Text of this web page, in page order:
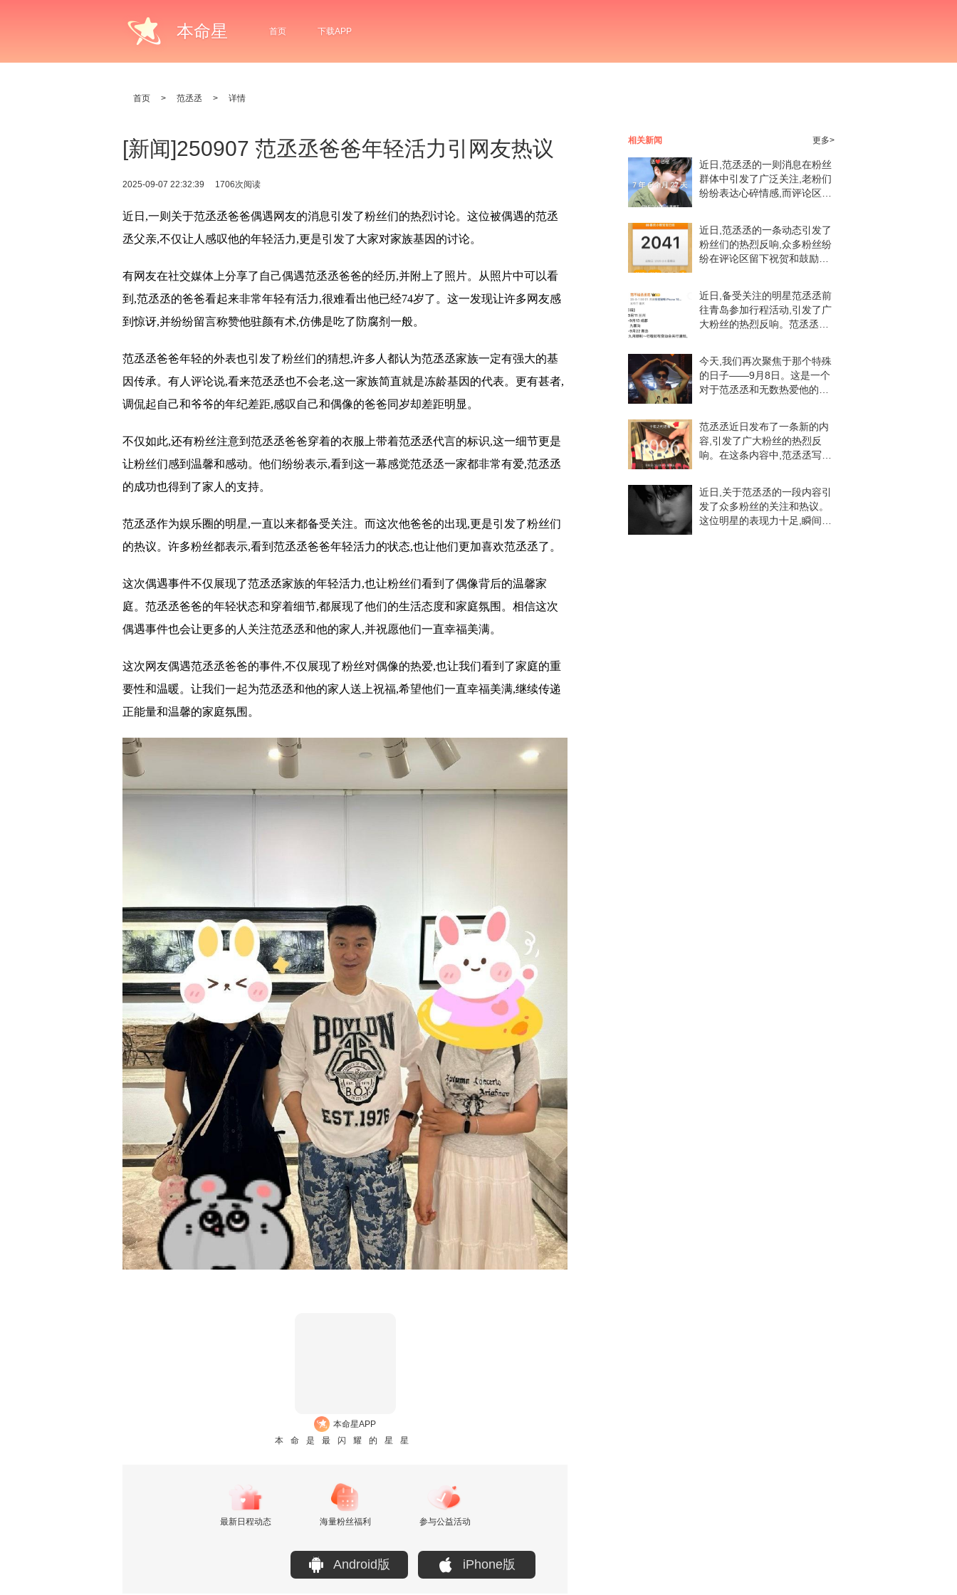
本命星 首页 下载APP
首页 > 范丞丞 > 详情
[新闻]250907 范丞丞爸爸年轻活力引网友热议
2025-09-07 22:32:39 1706次阅读
近日,一则关于范丞丞爸爸偶遇网友的消息引发了粉丝们的热烈讨论。这位被偶遇的范丞
丞父亲,不仅让人感叹他的年轻活力,更是引发了大家对家族基因的讨论。
有网友在社交媒体上分享了自己偶遇范丞丞爸爸的经历,并附上了照片。从照片中可以看
到,范丞丞的爸爸看起来非常年轻有活力,很难看出他已经74岁了。这一发现让许多网友感
到惊讶,并纷纷留言称赞他驻颜有术,仿佛是吃了防腐剂一般。
范丞丞爸爸年轻的外表也引发了粉丝们的猜想,许多人都认为范丞丞家族一定有强大的基
因传承。有人评论说,看来范丞丞也不会老,这一家族简直就是冻龄基因的代表。更有甚者,
调侃起自己和爷爷的年纪差距,感叹自己和偶像的爸爸同岁却差距明显。
不仅如此,还有粉丝注意到范丞丞爸爸穿着的衣服上带着范丞丞代言的标识,这一细节更是
让粉丝们感到温馨和感动。他们纷纷表示,看到这一幕感觉范丞丞一家都非常有爱,范丞丞
的成功也得到了家人的支持。
范丞丞作为娱乐圈的明星,一直以来都备受关注。而这次他爸爸的出现,更是引发了粉丝们
的热议。许多粉丝都表示,看到范丞丞爸爸年轻活力的状态,也让他们更加喜欢范丞丞了。
这次偶遇事件不仅展现了范丞丞家族的年轻活力,也让粉丝们看到了偶像背后的温馨家
庭。范丞丞爸爸的年轻状态和穿着细节,都展现了他们的生活态度和家庭氛围。相信这次
偶遇事件也会让更多的人关注范丞丞和他的家人,并祝愿他们一直幸福美满。
这次网友偶遇范丞丞爸爸的事件,不仅展现了粉丝对偶像的热爱,也让我们看到了家庭的重
要性和温暖。让我们一起为范丞丞和他的家人送上祝福,希望他们一直幸福美满,继续传递
正能量和温馨的家庭氛围。
本命星APP
本命是最闪耀的星星
最新日程动态 海量粉丝福利 参与公益活动
Android版 iPhone版
相关新闻 更多>
近日,范丞丞的一则消息在粉丝
群体中引发了广泛关注,老粉们
纷纷表达心碎情感,而评论区则
圈的耀眼明星,一直以来都以其
独特的魅力和才华
近日,范丞丞的一条动态引发了
粉丝们的热烈反响,众多粉丝纷
纷在评论区留下祝贺和鼓励的
了自己的最新动态,并配文“嘿
嘿嘿嘿嘿嘿谁来夸
近日,备受关注的明星范丞丞前
往青岛参加行程活动,引发了广
大粉丝的热烈反响。范丞丞作
美丽的青岛,让粉丝们欣喜若
狂。青岛的粉丝们纷
今天,我们再次聚焦于那个特殊
的日子——9月8日。这是一个
对于范丞丞和无数热爱他的丞
不仅是喜悦和祝福,更是一种积
极向上的力量,
范丞丞近日发布了一条新的内
容,引发了广大粉丝的热烈反
响。在这条内容中,范丞丞写
他的决心,也激发了粉丝们的热
情。范丞丞的这
近日,关于范丞丞的一段内容引
发了众多粉丝的关注和热议。
这位明星的表现力十足,瞬间吸